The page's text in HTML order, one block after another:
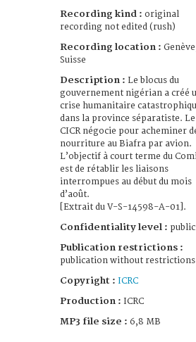
Recording kind : original
recording not edited (rush)
Recording location :
Suisse
Description : Le blocus du
gouvernement nigérian a créé
crise humanitaire
dans la province séparatiste. Le
CICR négocie pour acheminer
nourriture au Biafra par avion.
L’objectif à court terme du
est de rétablir les liaisons
interrompues au début du mois
d’août.
[Extrait du V-S-14598-A-01].
Confidentiality level : public
Publication restrictions :
publication without restrictions
Copyright : ICRC
Production : ICRC
MP3 file size : 6,8 MB